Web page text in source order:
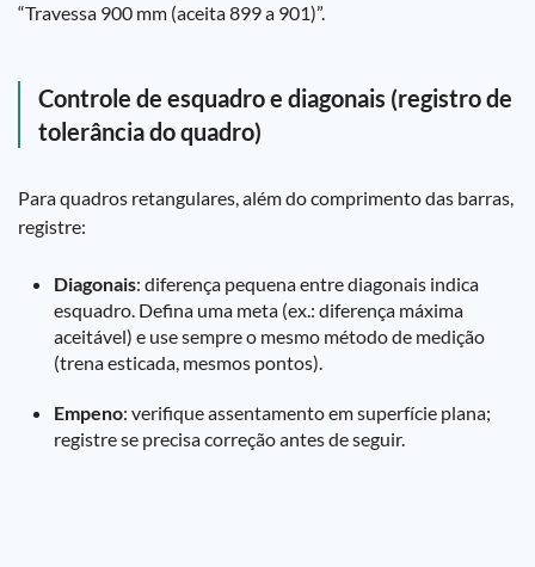
“Travessa 900 mm (aceita 899 a 901)”.
Controle de esquadro e diagonais (registro de
tolerância do quadro)
Para quadros retangulares, além do comprimento das barras,
registre:
Diagonais: diferença pequena entre diagonais indica
esquadro. Defina uma meta (ex.: diferença máxima
aceitável) e use sempre o mesmo método de medição
(trena esticada, mesmos pontos).
Empeno: verifique assentamento em superfície plana;
registre se precisa correção antes de seguir.